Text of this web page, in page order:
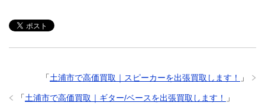
「土浦市で高価買取｜スピーカーを出張買取します！ 」
「土浦市で高価買取｜ギター/ベースを出張買取します！ 」